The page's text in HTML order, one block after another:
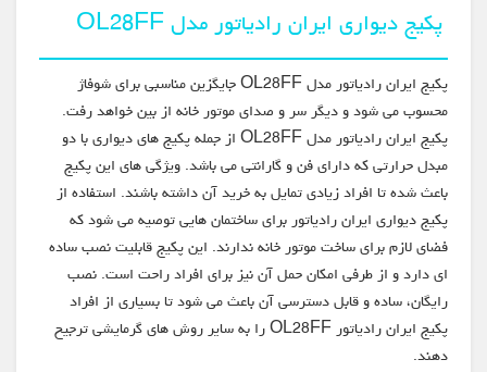
پکیج دیواری ایران رادیاتور مدل OL28FF
پکیج ایران رادیاتور مدل OL28FF جایگزین مناسبی برای شوفاژ
محسوب می شود و دیگر سر و صدای موتور خانه از بین خواهد رفت.
پکیج ایران رادیاتور مدل OL28FF از جمله پکیج های دیواری با دو
مبدل حرارتی که دارای فن و گارانتی می باشد. ویژگی های این پکیج
باعث شده تا افراد زیادی تمایل به خرید آن داشته باشند. استفاده از
پکیج دیواری ایران رادیاتور برای ساختمان هایی توصیه می شود که
فضای لازم برای ساخت موتور خانه ندارند. این پکیج قابلیت نصب ساده
ای دارد و از طرفی امکان حمل آن نیز برای افراد راحت است. نصب
رایگان، ساده و قابل دسترسی آن باعث می شود تا بسیاری از افراد
پکیج ایران رادیاتور OL28FF را به سایر روش های گرمایشی ترجیح
دهند.